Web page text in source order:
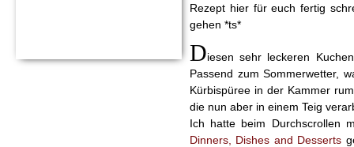
Rezept hier für euch fertig
gehen *ts*
Diesen sehr leckeren
Passend zum Sommerwetter,
Kürbispüree in der Kammer
die nun aber in einem Teig
Ich hatte beim Durchscrollen
Dinners, Dishes and Desserts